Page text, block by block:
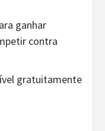
ganhar
contra
gratuitamente